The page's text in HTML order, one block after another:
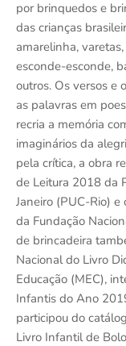
por brinquedos e
das crianças
amarelinha,
esconde-esconde,
outros. Os versos e
as palavras em
recria a memória
imaginários da
pela crítica, a obra
de Leitura 2018 da
Janeiro (PUC-Rio)
da Fundação
de brincadeira
Nacional do Livro
Educação (MEC),
Infantis do Ano
participou do
Livro Infantil de